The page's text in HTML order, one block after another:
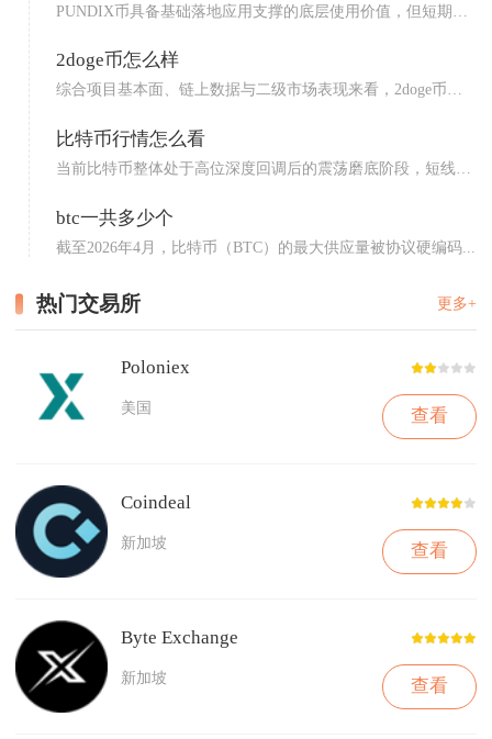
PUNDIX币具备基础落地应用支撑的底层使用价值，但短期投
2doge币怎么样
综合项目基本面、链上数据与二级市场表现来看，2doge币属
比特币行情怎么看
当前比特币整体处于高位深度回调后的震荡磨底阶段，短线承
btc一共多少个
截至2026年4月，比特币（BTC）的最大供应量被协议硬编码...
热门交易所 更多+
Poloniex
美国 查看
Coindeal
新加坡 查看
Byte Exchange
新加坡 查看